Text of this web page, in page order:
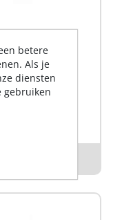
betere
Als je
diensten
gebruiken